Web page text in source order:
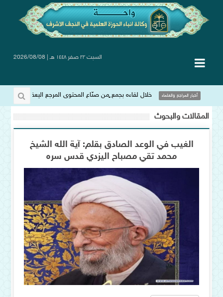
السبت ٢٢ صفر ١٤٤٨ هـ | 2026/08/08
أخبار المراجع والعلماء خلال لقاءه بجمع ٍمن صنّاع المحتوى المرجع اليعقوبي: الإعلام أفتك
المقالات والبحوث
الغيب في الوعد الصادق بقلم: آية الله الشيخ
محمد تقي مصباح اليزدي قدس سره